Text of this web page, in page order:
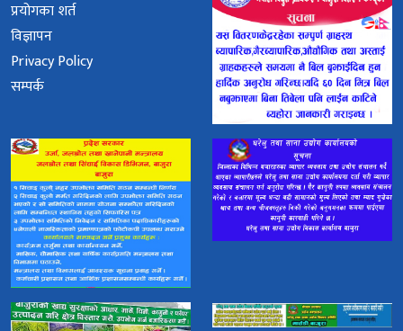
प्रयोगका शर्त
विज्ञापन
Privacy Policy
सम्पर्क